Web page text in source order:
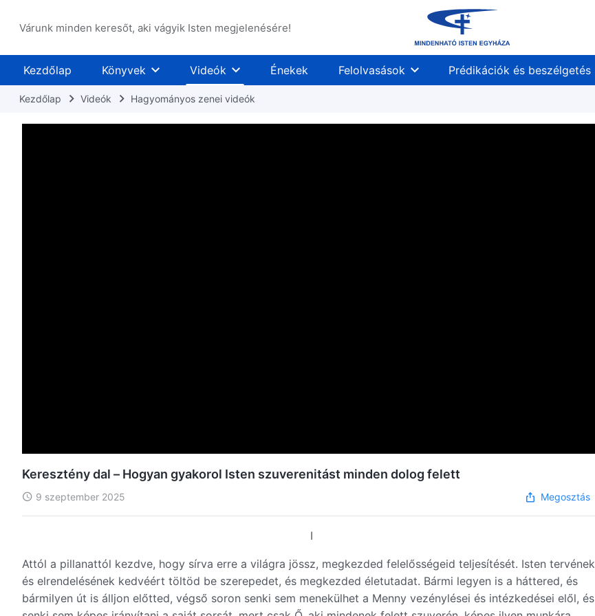
Várunk minden keresőt, aki vágyik Isten megjelenésére!
Kezdőlap Könyvek Videók Énekek Felolvasások Prédikációk és beszélgetés
Kezdőlap Videók Hagyományos zenei videók
Keresztény dal – Hogyan gyakorol Isten szuverenitást minden dolog felett
9 szeptember 2025 Megosztás
I
Attól a pillanattól kezdve, hogy sírva erre a világra jössz, megkezded felelősségeid teljesítését. Isten tervének
és elrendelésének kedvéért töltöd be szerepedet, és megkezded életutadat. Bármi legyen is a háttered, és
bármilyen út is álljon előtted, végső soron senki sem menekülhet a Menny vezénylései és intézkedései elől, és